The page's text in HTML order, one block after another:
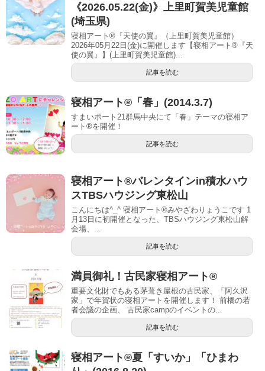
《2026.05.22(金)》上里町賀美児童館
(埼玉県)
寝相アート®『天使の翼』（上里町賀美児童館）
2026年05月22日(金)に開催します【寝相アート®︎『天
使の翼』】(上里町賀美児童館)...
記事を読む
寝相アート®「春」(2014.3.7)
すまいポート21群馬中央にて「春」テーマの寝相ア
ート®を開催！
記事を読む
寝相アート®︎バレンタインin積水ハウ
スTBSハウジング東松山
こんにちは^_^ 寝相アート®︎みやざわりょうこです 1
月13日に初開催となった、TBSハウジング東松山解
会場、...
記事を読む
満員御礼！古民家寝相アート®︎
重要文化財でもある茅葺き屋根の古民家、「阿久沢
家」で年賀状の寝相アートを開催します！ 前橋の若
者会議の企画、 古民家campのイベントの...
記事を読む
寝相アート®夏「すいか」「ひまわ